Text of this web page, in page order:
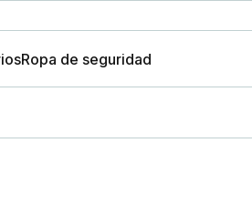
Ropa de seguridad